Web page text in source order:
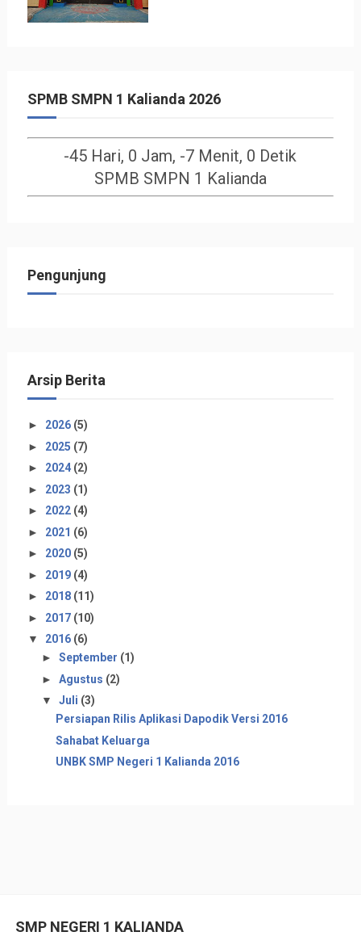
SPMB SMPN 1 Kalianda 2026
-45 Hari, 0 Jam, -7 Menit, 0 Detik
SPMB SMPN 1 Kalianda
Pengunjung
Arsip Berita
► 2026 (5)
► 2025 (7)
► 2024 (2)
► 2023 (1)
► 2022 (4)
► 2021 (6)
► 2020 (5)
► 2019 (4)
► 2018 (11)
► 2017 (10)
▼ 2016 (6)
► September (1)
► Agustus (2)
▼ Juli (3)
Persiapan Rilis Aplikasi Dapodik Versi 2016
Sahabat Keluarga
UNBK SMP Negeri 1 Kalianda 2016
SMP NEGERI 1 KALIANDA